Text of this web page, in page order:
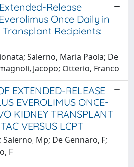
Release
Once Daily in
Recipients:
Salerno, Maria Paola; De
Jacopo; Citterio, Franco
EXTENDED-RELEASE
EVEROLIMUS ONCE-
KIDNEY TRANSPLANT
VERSUS LCPT
Mp; De Gennaro, F;
F